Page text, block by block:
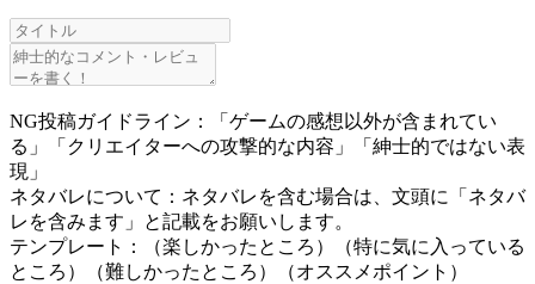
NG投稿ガイドライン：「ゲームの感想以外が含まれてい
る」「クリエイターへの攻撃的な内容」「紳士的ではない表
現」
ネタバレについて：ネタバレを含む場合は、文頭に「ネタバ
レを含みます」と記載をお願いします。
テンプレート：（楽しかったところ）（特に気に入っている
ところ）（難しかったところ）（オススメポイント）